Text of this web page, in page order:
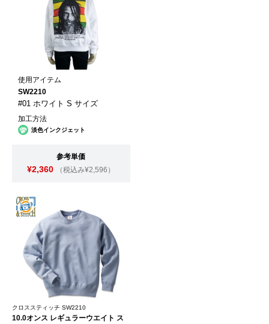
使用アイテム
SW2210
#01 ホワイト S サイズ
加工方法
淡色インクジェット
参考単価
¥2,360 （税込み¥2,596）
クロススティッチ SW2210
10.0オンス レギュラーウエイト ス